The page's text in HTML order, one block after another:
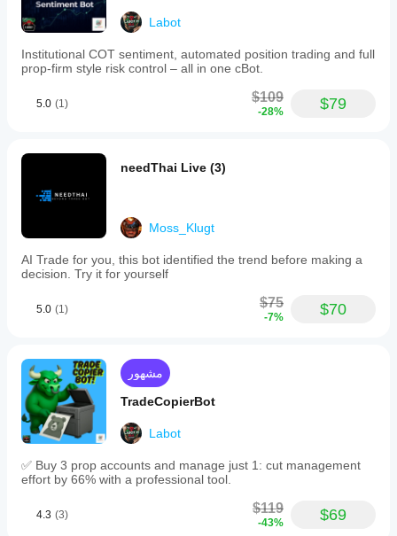
Labot
Institutional COT sentiment, automated position trading and full
prop-firm style risk control – all in one cBot.
5.0 (1) $109
-28% $79
needThai Live (3)
Moss_Klugt
AI Trade for you, this bot identified the trend before making a
decision. Try it for yourself
5.0 (1) $75
-7% $70
مشهور
TradeCopierBot
Labot
✅ Buy 3 prop accounts and manage just 1: cut management
effort by 66% with a professional tool.
4.3 (3) $119
-43% $69